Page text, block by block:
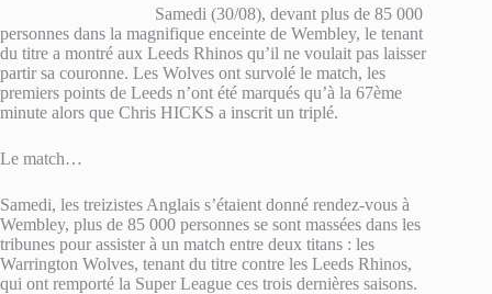
Samedi (30/08), devant plus de 85 000
personnes dans la magnifique enceinte de Wembley, le tenant
du titre a montré aux Leeds Rhinos qu’il ne voulait pas laisser
partir sa couronne. Les Wolves ont survolé le match, les
premiers points de Leeds n’ont été marqués qu’à la 67ème
minute alors que Chris HICKS a inscrit un triplé.
Le match…
Samedi, les treizistes Anglais s’étaient donné rendez-vous à
Wembley, plus de 85 000 personnes se sont massées dans les
tribunes pour assister à un match entre deux titans : les
Warrington Wolves, tenant du titre contre les Leeds Rhinos,
qui ont remporté la Super League ces trois dernières saisons.